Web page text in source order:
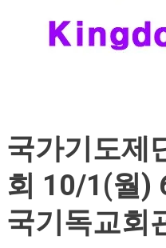
국가기도제
회 10/1(월)
국기독교회